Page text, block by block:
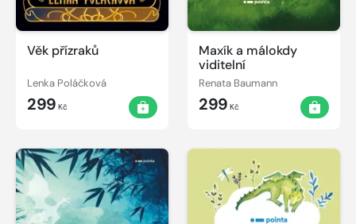
Věk přízraků
Lenka Poláčková
299 Kč
Maxík a málokdy
viditelní
Renata Baumann
299 Kč